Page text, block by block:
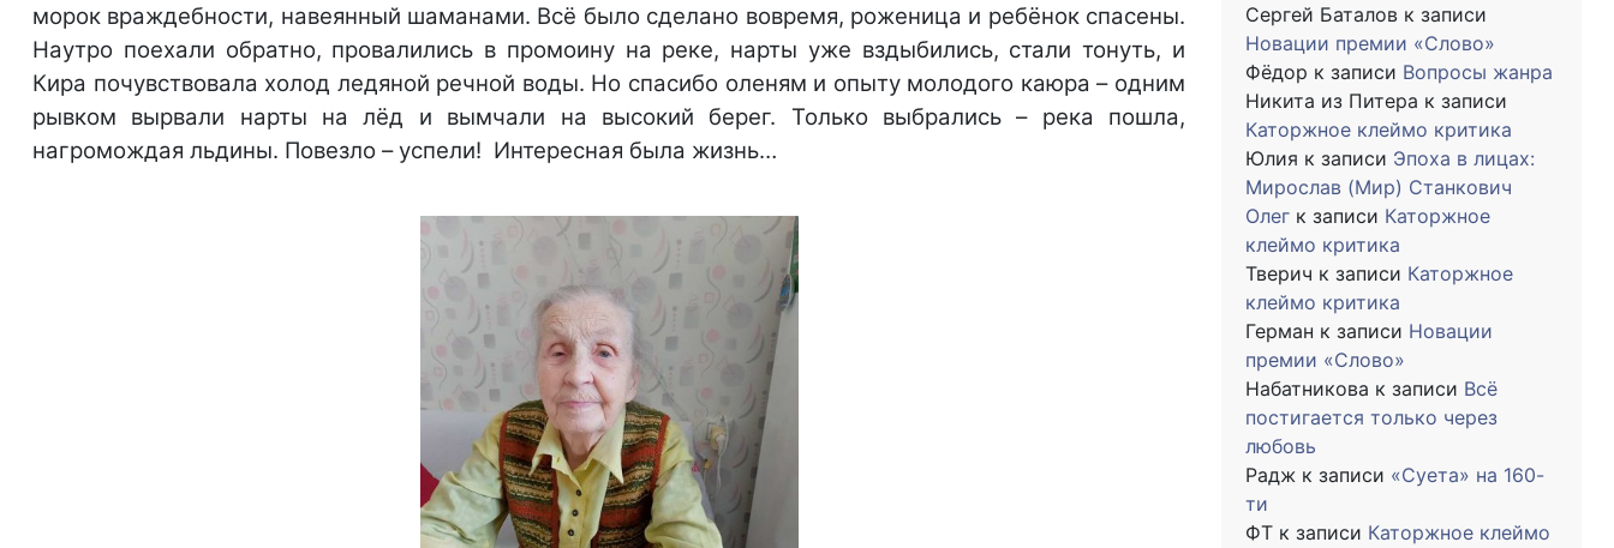
морок враждебности, навеянный шаманами. Всё было сделано вовремя, роженица и ребёнок спасены.
Наутро поехали обратно, провалились в промоину на реке, нарты уже вздыбились, стали тонуть, и
Кира почувствовала холод ледяной речной воды. Но спасибо оленям и опыту молодого каюра – одним
рывком вырвали нарты на лёд и вымчали на высокий берег. Только выбрались – река пошла,
нагромождая льдины. Повезло – успели! Интересная была жизнь…
Сергей Баталов к записи
Новации премии «Слово»
Фёдор к записи Вопросы жанра
Никита из Питера к записи
Каторжное клеймо критика
Юлия к записи Эпоха в лицах:
Мирослав (Мир) Станкович
Олег к записи Каторжное
клеймо критика
Тверич к записи Каторжное
клеймо критика
Герман к записи Новации
премии «Слово»
Набатникова к записи Всё
постигается только через
любовь
Радж к записи «Суета» на 160-
ти
ФТ к записи Каторжное клеймо